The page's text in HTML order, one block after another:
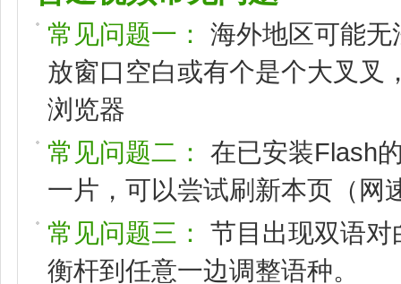
常见问题一：
海外地区可能
放窗口空白或有个是个大叉叉
浏览器
常见问题二：
在已安装Flash
一片，可以尝试刷新本页（网
常见问题三：
节目出现双语
衡杆到任意一边调整语种。